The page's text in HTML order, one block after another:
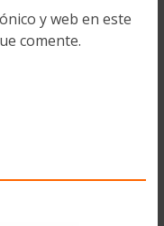
y web en este
comente.